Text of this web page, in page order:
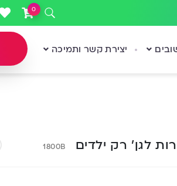
0
יצירת קשר ותמיכה
לגן’ רק ילדים 1800B